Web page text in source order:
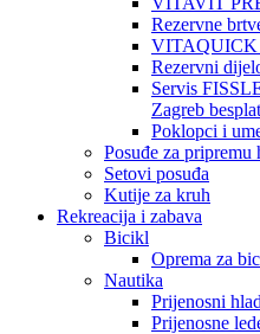
Rezervne
Rezervni
Servis
Zagreb
Poklopci i
Posuđe za pripremu
Setovi posuđa
Kutije za kruh
Rekreacija i zabava
Bicikl
Oprema za
Nautika
Prijenosni
Prijenosne